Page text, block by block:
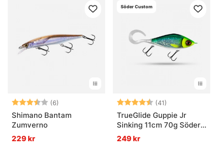
Betyg: (6)
3.7 utav 5 stjärnor
Shimano Bantam
Zumverno
229 kr
Söder Custom
Betyg: (41)
TrueGlide Guppie Jr
Sinking 11cm 70g Söder
Custom
249 kr